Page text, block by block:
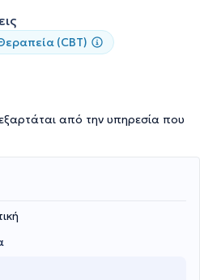
Ιατρείο
και Φάσματος στο Αιγινήτειο
από ένα ευρύ φάσμα
(CBT)
από την υπηρεσία που